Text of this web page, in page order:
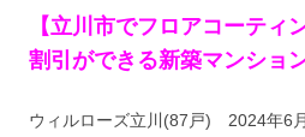
【立川市でフロアコーティ
割引ができる新築マンショ
ウィルローズ立川(87戸) 2024年6月